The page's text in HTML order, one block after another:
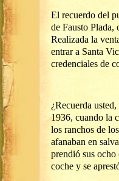
El recuerdo del
de Fausto Plada,
Realizada la
entrar a Santa
credenciales de
¿Recuerda
1936, cuando la
los ranchos de
afanaban en
prendió sus ocho
coche y se